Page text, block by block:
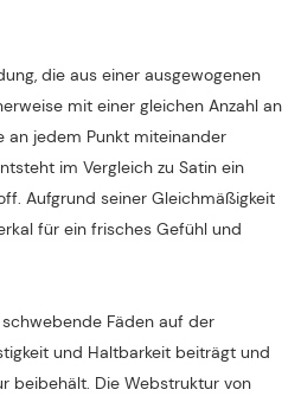
die aus einer ausgewogenen
mit einer gleichen Anzahl an
an jedem Punkt miteinander
im Vergleich zu Satin ein
Aufgrund seiner Gleichmäßigkeit
für ein frisches Gefühl und
Fäden auf der
und Haltbarkeit beiträgt und
beibehält. Die Webstruktur von